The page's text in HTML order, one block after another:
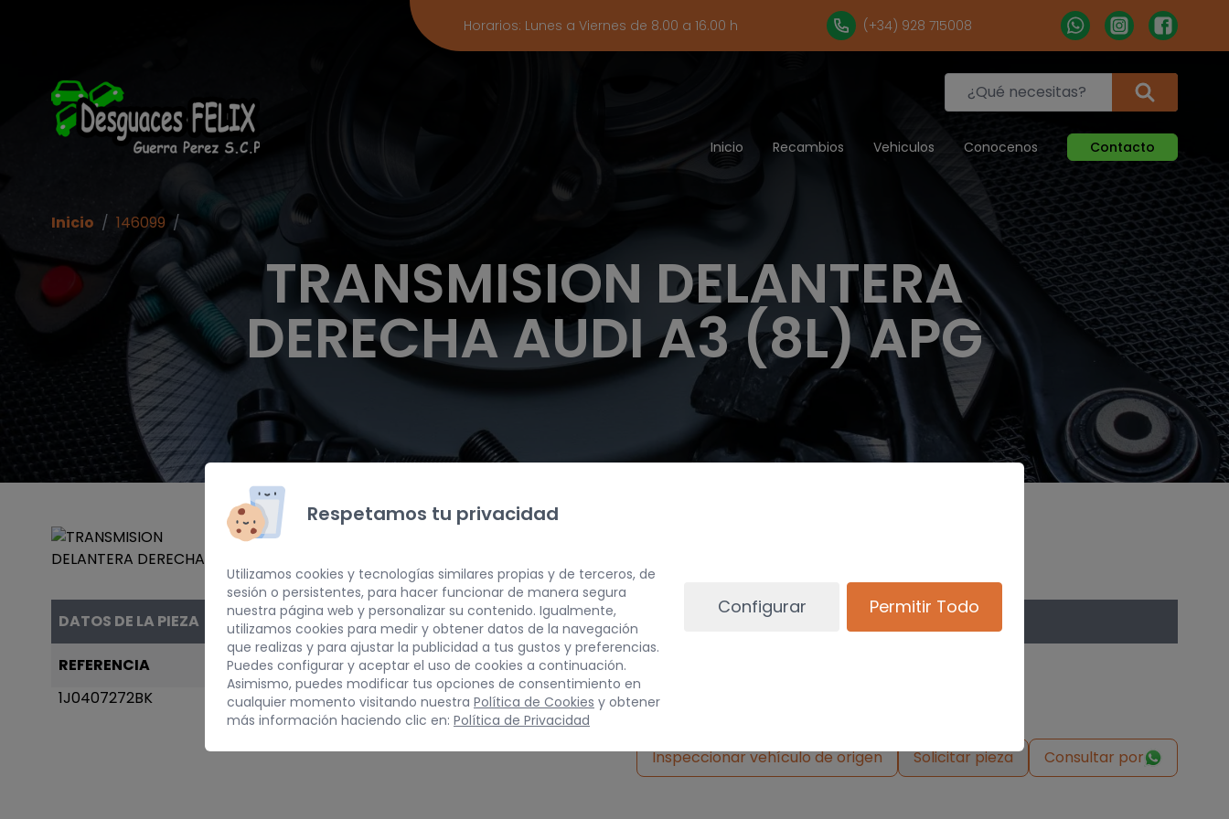
Horarios: Lunes a Viernes de 8.00 a 16.00 h (+34) 928 715008
Inicio Recambios Vehiculos Conocenos Contacto
TRANSMISION DELANTERA
DERECHA AUDI A3 (8L) APG
Inicio / 146099 /
DATOS DE LA PIEZA
REFERENCIA
1J0407272BK
AÑO
2001
100 kg
Inspeccionar vehículo de origen Solicitar pieza Consultar por
Respetamos tu privacidad
Utilizamos cookies y tecnologías similares propias y de terceros, de
sesión o persistentes, para hacer funcionar de manera segura
nuestra página web y personalizar su contenido. Igualmente,
utilizamos cookies para medir y obtener datos de la navegación
que realizas y para ajustar la publicidad a tus gustos y preferencias.
Puedes configurar y aceptar el uso de cookies a continuación.
Asimismo, puedes modificar tus opciones de consentimiento en
cualquier momento visitando nuestra Política de Cookies y obtener
más información haciendo clic en: Política de Privacidad
Configurar Permitir Todo